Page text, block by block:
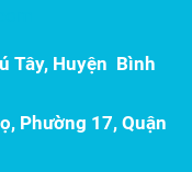
Tây, Huyện Bình
Phường 17, Quận